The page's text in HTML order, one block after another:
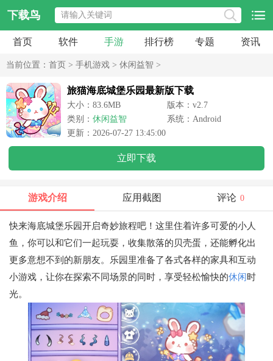
下载鸟
首页 软件 手游 排行榜 专题 资讯
当前位置： 首页 > 手机游戏 > 休闲益智 >
旅猫海底城堡乐园最新版下载
大小：83.6MB
版本：v2.7
类别： 休闲益智
系统：Android
更新：2026-07-27 13:45:00
立即下载
游戏介绍 应用截图 评论 0
快来海底城堡乐园开启奇妙旅程吧！这里住着许多可爱的小人
鱼，你可以和它们一起玩耍，收集散落的贝壳蛋，还能孵化出
更多意想不到的新朋友。乐园里准备了各式各样的家具和互动
小游戏，让你在探索不同场景的同时，享受轻松愉快的休闲时
光。